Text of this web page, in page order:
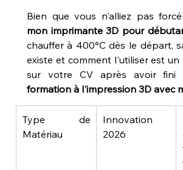
Bien que vous n'alliez pas
mon imprimante 3D pour
chauffer à 400°C dès le départ,
existe et comment l'utiliser est un
sur votre CV après avoir
formation à l'impression 3D avec
Type de
Matériau
Innovation
2026